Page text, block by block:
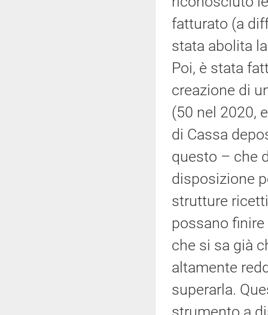
fatturato (a
stata abolita
Poi, è stata
creazione di
(50 nel 2020,
di Cassa
questo – che
disposizione
strutture
possano
che si sa già
altamente
superarla.